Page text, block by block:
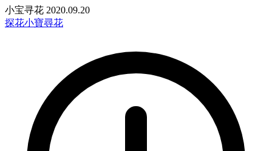
小宝寻花 2020.09.20
探花小寶尋花